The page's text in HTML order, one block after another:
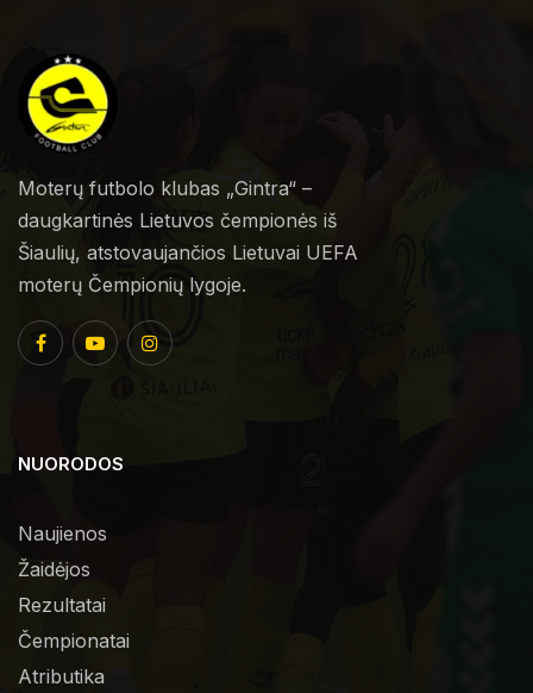
Moterų futbolo klubas „Gintra“ –
daugkartinės Lietuvos čempionės iš
Šiaulių, atstovaujančios Lietuvai UEFA
moterų Čempionių lygoje.
NUORODOS
Naujienos
Žaidėjos
Rezultatai
Čempionatai
Atributika